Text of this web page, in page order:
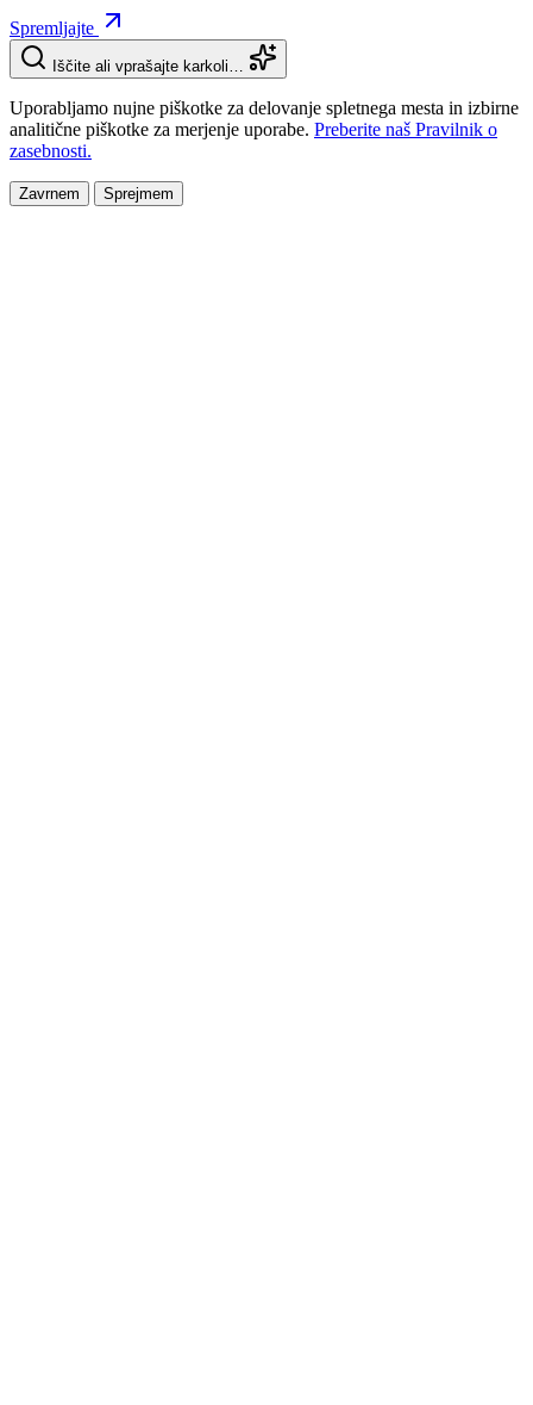
Spremljajte
Iščite ali vprašajte karkoli…
Uporabljamo nujne piškotke za delovanje spletnega mesta in izbirne
analitične piškotke za merjenje uporabe. Preberite naš Pravilnik o
zasebnosti.
Zavrnem Sprejmem